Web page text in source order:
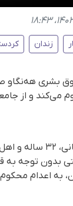
زندان
بشری هه‌نگاو
می‌کند و از
پژمان
بدون توجه به
به اعدام